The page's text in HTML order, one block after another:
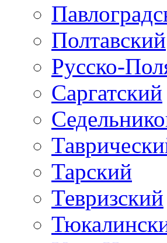
Полтавский
Русско-
Саргатский
Тарский
Тевризский